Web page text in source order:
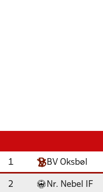
1 BV Oksbøl
2 Nr. Nebel IF